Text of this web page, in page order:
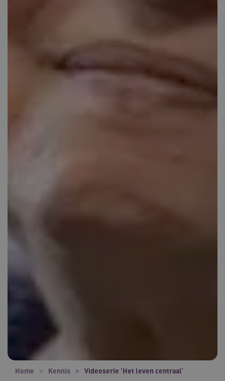
Home Kennis Videoserie ‘Het leven centraal’